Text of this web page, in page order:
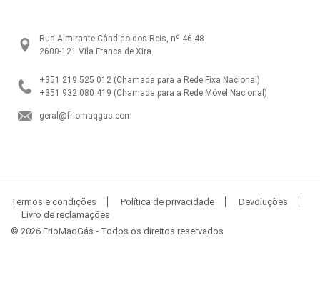
Rua Almirante Cândido dos Reis, nº 46-48
2600-121 Vila Franca de Xira
+351 219 525 012 (Chamada para a Rede Fixa Nacional)
+351 932 080 419 (Chamada para a Rede Móvel Nacional)
geral@friomaqgas.com
Termos e condições Política de privacidade
Devoluções
Livro de reclamações
© 2026 FrioMaqGás - Todos os direitos reservados